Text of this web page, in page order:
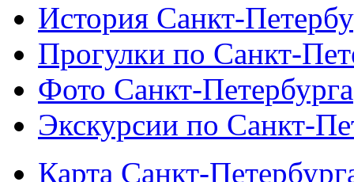
История Санкт-
Прогулки по Санкт-
Фото Санкт-Петербурга
Экскурсии по Санкт-
Карта Санкт-